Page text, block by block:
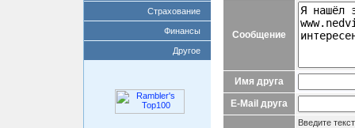
Страхование
Финансы
Другое
Сообщение
Имя друга
E-Mail друга
Введите